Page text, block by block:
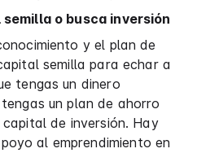
o busca inversión
y el plan de
semilla para echar a
tengas un dinero
un plan de ahorro
de inversión. Hay
al emprendimiento en